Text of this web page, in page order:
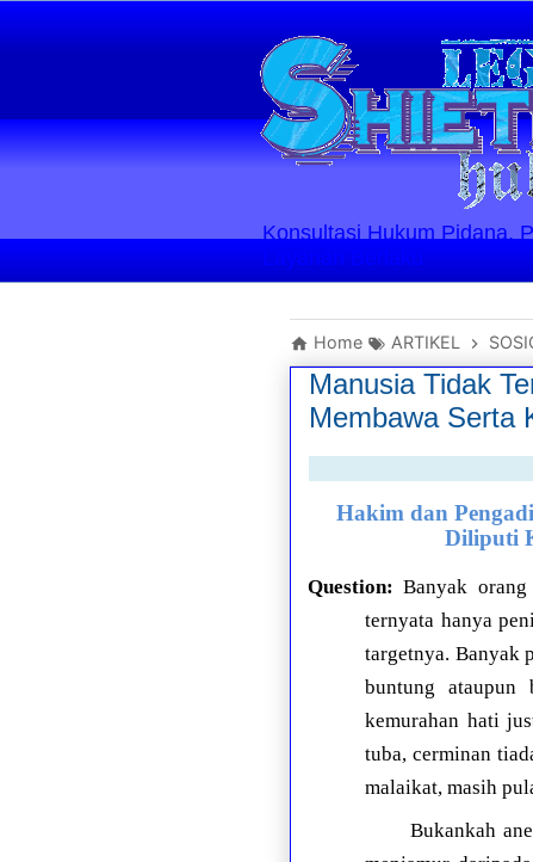
Konsultasi Hukum Pidana,
Layanan Berlaku
Home ARTIKEL
Manusia Tidak
Membawa Serta
Hakim dan
Diliputi
Question: Banyak
ternyata hanya
targetnya. Banyak
buntung ataupun
kemurahan hati
tuba, cerminan
malaikat, masih
Bukankah